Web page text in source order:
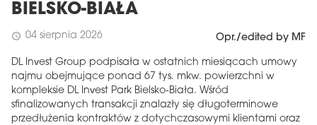
BIELSKO-BIAŁA
schedule 04 sierpnia 2026 Opr./edited by MF
DL Invest Group podpisała w ostatnich miesiącach umowy
najmu obejmujące ponad 67 tys. mkw. powierzchni w
kompleksie DL Invest Park Bielsko-Biała. Wśród
sfinalizowanych transakcji znalazły się długoterminowe
przedłużenia kontraktów z dotychczasowymi klientami oraz